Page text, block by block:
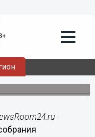
рублей
ООО Торговый
соглашение между
и ООО
-